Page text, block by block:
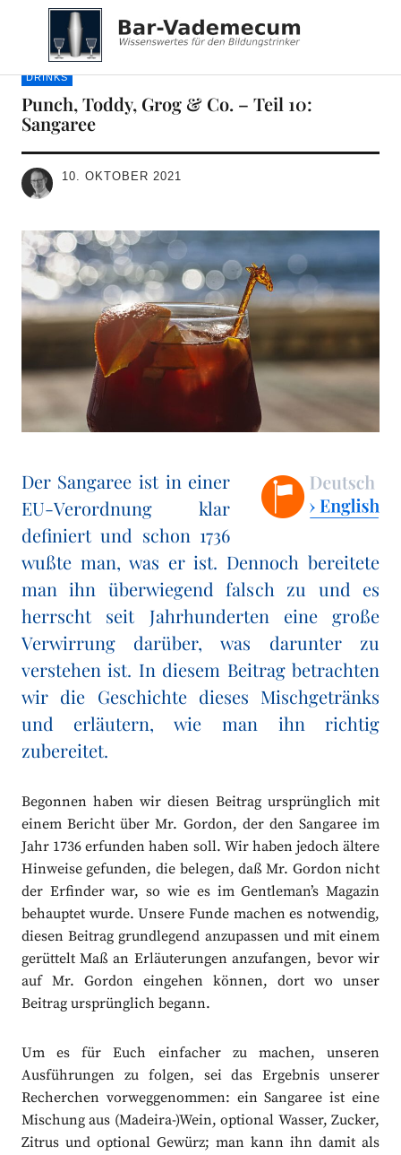
Bar-Vademecum
DRINKS
Punch, Toddy, Grog & Co. – Teil 10:
Sangaree
10. OKTOBER 2021
Der Sangaree ist in einer
EU-Verordnung klar
definiert und schon 1736
wußte man, was er ist. Dennoch bereitete
man ihn überwiegend falsch zu und es
herrscht seit Jahrhunderten eine große
Verwirrung darüber, was darunter zu
verstehen ist. In diesem Beitrag betrachten
wir die Geschichte dieses Mischgetränks
und erläutern, wie man ihn richtig
zubereitet.
Begonnen haben wir diesen Beitrag ursprünglich mit
einem Bericht über Mr. Gordon, der den Sangaree im
Jahr 1736 erfunden haben soll. Wir haben jedoch ältere
Hinweise gefunden, die belegen, daß Mr. Gordon nicht
der Erfinder war, so wie es im Gentleman’s Magazin
behauptet wurde. Unsere Funde machen es notwendig,
diesen Beitrag grundlegend anzupassen und mit einem
gerüttelt Maß an Erläuterungen anzufangen, bevor wir
auf Mr. Gordon eingehen können, dort wo unser
Beitrag ursprünglich begann.
Um es für Euch einfacher zu machen, unseren
Ausführungen zu folgen, sei das Ergebnis unserer
Recherchen vorweggenommen: ein Sangaree ist eine
Mischung aus (Madeira-)Wein, optional Wasser, Zucker,
Zitrus und optional Gewürz; man kann ihn damit als